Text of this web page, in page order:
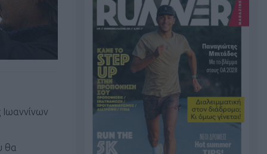
Ιωαννίνων
θα